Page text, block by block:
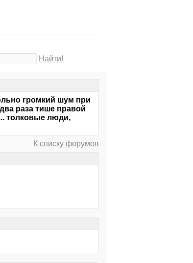
Найти!
громкий шум при
раза тише правой
толковые люди,
К списку форумов